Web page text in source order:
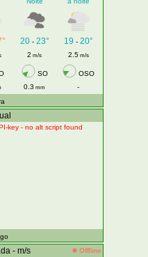
20- 23° 19 - 20°
2 m/s 2.5m/s
SO
OSO
0.3 mm
-
key - no alt script found
- m/s Offline